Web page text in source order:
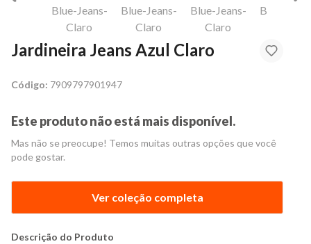
Jardineira Jeans Azul Claro
Código: 7909797901947
Este produto não está mais disponível.
Mas não se preocupe! Temos muitas outras opções que você
pode gostar.
Ver coleção completa
Descrição do Produto